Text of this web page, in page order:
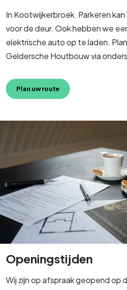
In Kootwijkerbroek. Parkeren
voor de deur. Ook hebben we
elektrische auto op te laden.
Geldersche Houtbouw via
Plan uw route
Openingstijden
Wij zijn op afspraak geopend op